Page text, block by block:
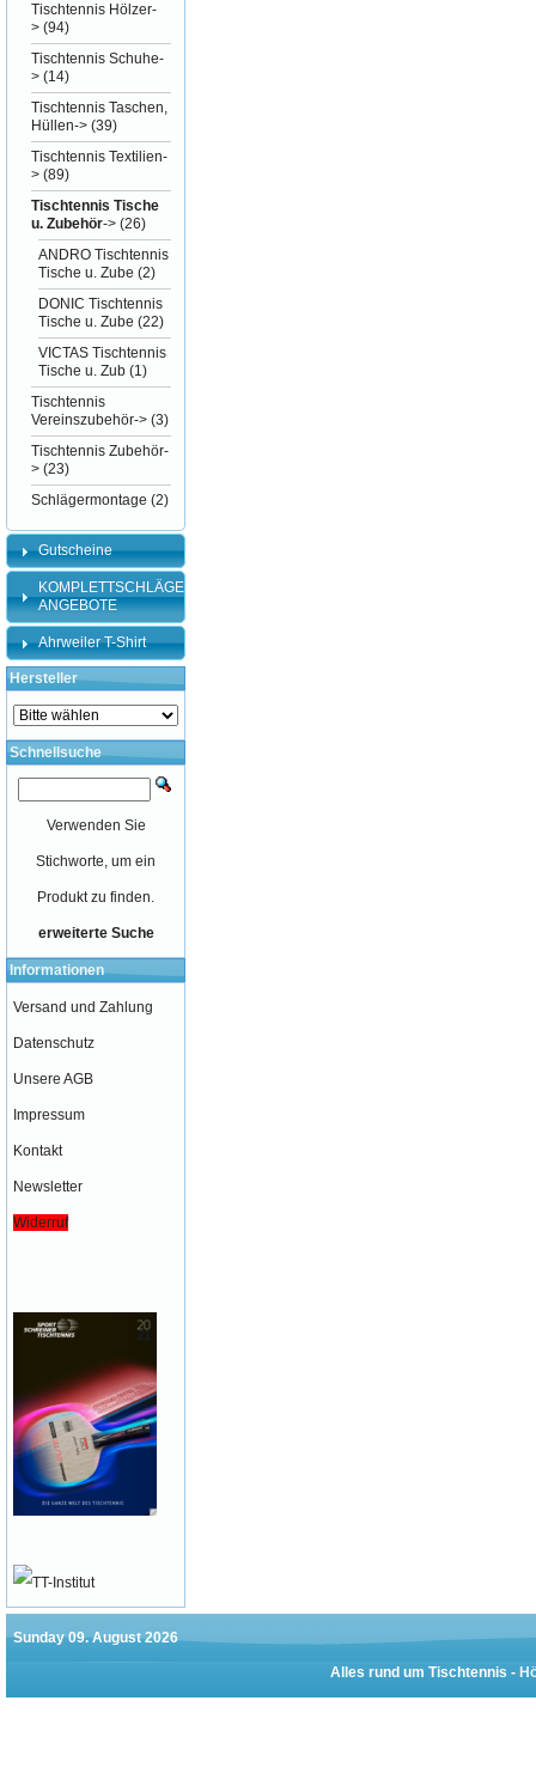
Tischtennis Hölzer-
> (94)
Tischtennis Schuhe-
> (14)
Tischtennis Taschen,
Hüllen-> (39)
Tischtennis Textilien-
> (89)
Tischtennis Tische
u. Zubehör-> (26)
ANDRO Tischtennis
Tische u. Zube (2)
DONIC Tischtennis
Tische u. Zube (22)
VICTAS Tischtennis
Tische u. Zub (1)
Tischtennis
Vereinszubehör-> (3)
Tischtennis Zubehör-
> (23)
Schlägermontage (2)
Gutscheine
KOMPLETTSCHLÄGER-
ANGEBOTE
Ahrweiler T-Shirt
Hersteller
Schnellsuche
Verwenden Sie
Stichworte, um ein
Produkt zu finden.
erweiterte Suche
Informationen
Versand und Zahlung
Datenschutz
Unsere AGB
Impressum
Kontakt
Newsletter
Widerruf
Sunday 09. August 2026
Alles rund um Tischtennis -